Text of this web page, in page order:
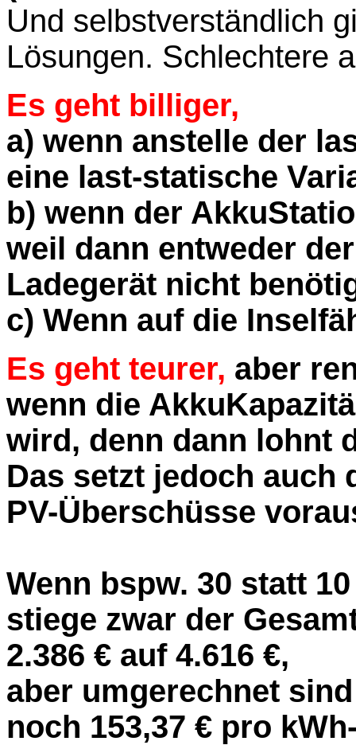
Und selbstverständlich
Lösungen. Schlechtere
Es geht billiger,
a) wenn anstelle der
eine last-statische
b) wenn der
weil dann entweder
Ladegerät nicht
c) Wenn auf die
Es geht teurer, aber
wenn die
wird, denn dann lohnt
Das setzt jedoch auch
PV-Überschüsse
Wenn bspw. 30 statt
stiege zwar der
2.386 € auf 4.616 €,
aber umgerechnet
noch 153,37 € pro